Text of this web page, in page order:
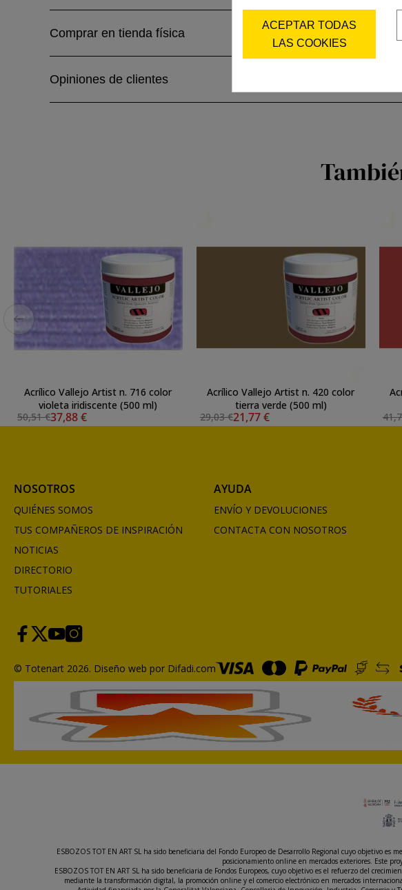
Comprar en tienda física
Opiniones de clientes
Acrílico Vallejo Artist n. 716 color
violeta iridiscente (500 ml)
50,51 €37,88 €
Acrílico Vallejo Artist n. 420 color
tierra verde (500 ml)
29,03 €21,77 €
NOSOTROS
QUIÉNES SOMOS
TUS COMPAÑEROS DE INSPIRACIÓN
NOTICIAS
DIRECTORIO
TUTORIALES
AYUDA
ENVÍO Y DEVOLUCIONES
CONTACTA CON NOSOTROS
© Totenart 2026. Diseño web por Difadi.com
ESBOZOS TOT EN ART SL ha sido beneficiaria del Fondo Europeo de Desarrollo Regional cuyo objetivo
posicionamiento online en mercados exteriores. Este
ESBOZOS TOT EN ART SL ha sido beneficiaria de Fondos Europeos, cuyo objetivo es el refuerzo del
mediante la transformación digital, la promoción online y el comercio electrónico en mercados
ACEPTAR TODAS
LAS COOKIES